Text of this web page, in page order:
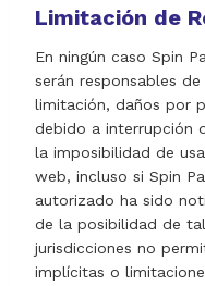
Limitación de
En ningún caso Spin
serán responsables
limitación, daños por
debido a interrupción
la imposibilidad de
web, incluso si Spin
autorizado ha sido
de la posibilidad de
jurisdicciones no
implícitas o